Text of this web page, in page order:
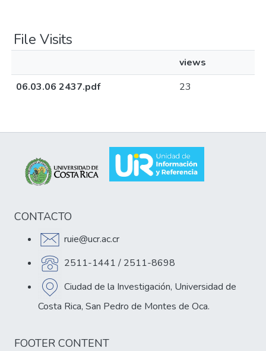
File Visits
views
06.03.06 2437.pdf
23
CONTACTO
ruie@ucr.ac.cr
2511-1441 / 2511-8698
Ciudad de la Investigación, Universidad de
Costa Rica, San Pedro de Montes de Oca.
FOOTER CONTENT